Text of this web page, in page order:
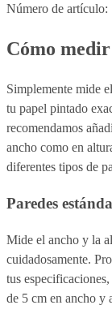
Número de artículo:
Cómo
Simplemente mide
tu papel pintado
recomendamos
ancho como en
diferentes tipos de
Paredes
Mide el ancho y la
cuidadosamente.
tus
de 5 cm en ancho y